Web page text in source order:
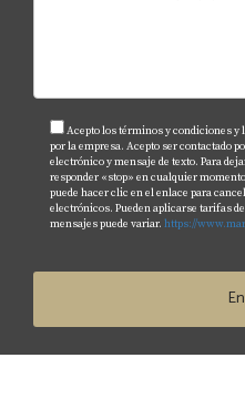
Acepto los términos y condiciones y
por la empresa. Acepto ser contactado
electrónico y mensaje de texto. Para
responder «stop» en cualquier
puede hacer clic en el enlace para
electrónicos. Pueden aplicarse tarifas
mensajes puede variar. https://